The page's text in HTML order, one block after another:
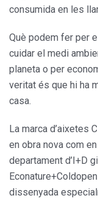
consumida en les
Què podem fer per
cuidar el medi
planeta o per
veritat és que hi ha
casa.
La marca d’aixetes
en obra nova com
departament d’I+D
dissenyada